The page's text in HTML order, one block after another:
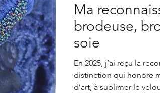
Ma
brodeuse,
soie
En 2025, j’ai reçu la
distinction qui honore
d’art, à sublimer le